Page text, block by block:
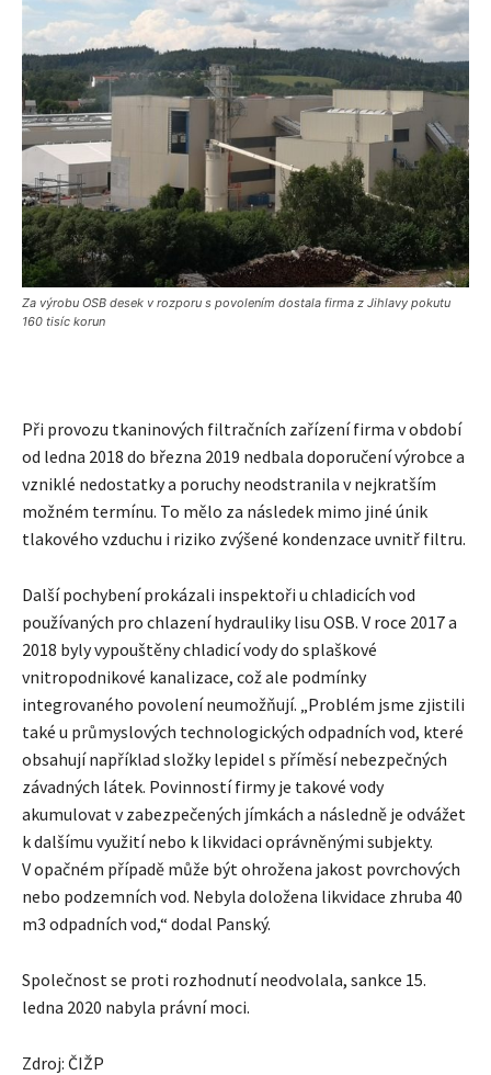
Za výrobu OSB desek v rozporu s povolením dostala firma z Jihlavy pokutu
160 tisíc korun
Při provozu tkaninových filtračních zařízení firma v období
od ledna 2018 do března 2019 nedbala doporučení výrobce a
vzniklé nedostatky a poruchy neodstranila v nejkratším
možném termínu. To mělo za následek mimo jiné únik
tlakového vzduchu i riziko zvýšené kondenzace uvnitř filtru.
Další pochybení prokázali inspektoři u chladicích vod
používaných pro chlazení hydrauliky lisu OSB. V roce 2017 a
2018 byly vypouštěny chladicí vody do splaškové
vnitropodnikové kanalizace, což ale podmínky
integrovaného povolení neumožňují. „Problém jsme zjistili
také u průmyslových technologických odpadních vod, které
obsahují například složky lepidel s příměsí nebezpečných
závadných látek. Povinností firmy je takové vody
akumulovat v zabezpečených jímkách a následně je odvážet
k dalšímu využití nebo k likvidaci oprávněnými subjekty.
V opačném případě může být ohrožena jakost povrchových
nebo podzemních vod. Nebyla doložena likvidace zhruba 40
m3 odpadních vod,“ dodal Panský.
Společnost se proti rozhodnutí neodvolala, sankce 15.
ledna 2020 nabyla právní moci.
Zdroj: ČIŽP